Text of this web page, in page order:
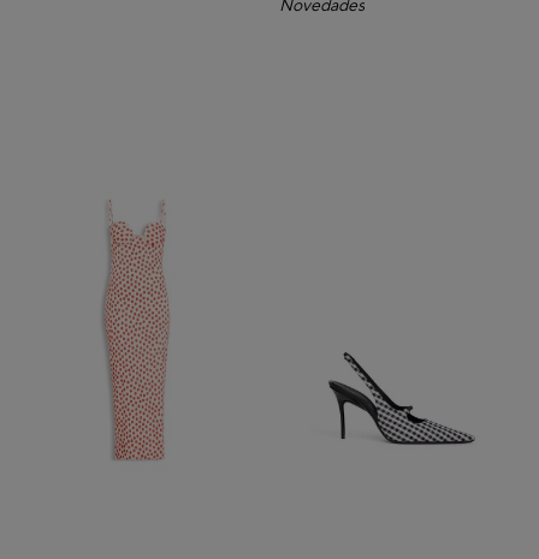
Novedades